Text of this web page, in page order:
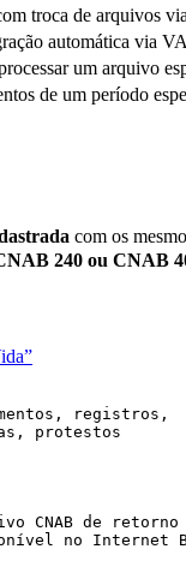
troca de arquivos
automática via
um arquivo
de um período
com os
240 ou CNAB
registros,
protestos
CNAB de retorno
no Internet